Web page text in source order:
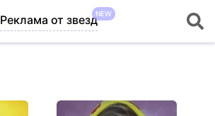
Реклама от звездNEW